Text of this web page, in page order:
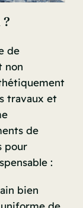
de
non
travaux et
de
pour
:
bien